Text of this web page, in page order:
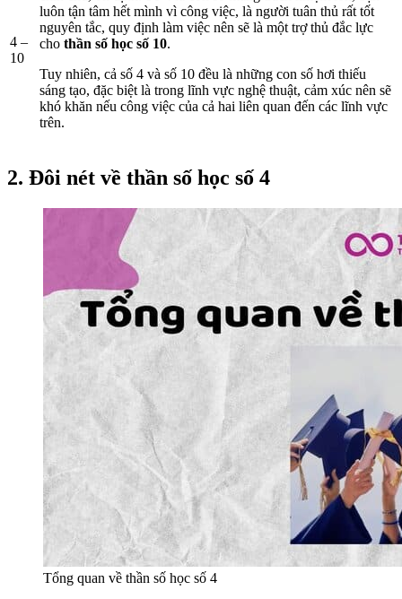
4 –
10
luôn tận tâm hết mình vì công việc, là người tuân thủ rất tốt
nguyên tắc, quy định làm việc nên sẽ là một trợ thủ đắc lực
cho thần số học số 10.
Tuy nhiên, cả số 4 và số 10 đều là những con số hơi thiếu
sáng tạo, đặc biệt là trong lĩnh vực nghệ thuật, cảm xúc nên sẽ
khó khăn nếu công việc của cả hai liên quan đến các lĩnh vực
trên.
2. Đôi nét về thần số học số 4
Tổng quan về thần số học số 4